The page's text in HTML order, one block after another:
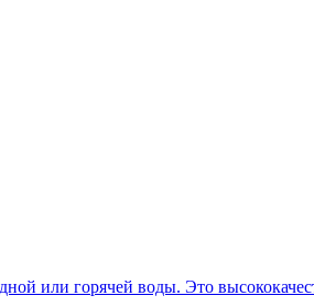
или горячей воды. Это